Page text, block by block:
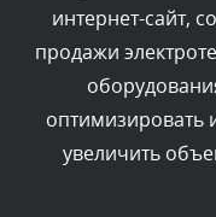
Комментарий
Текст комментария
администратором.
Комментарий
Текст комментария
интернет-сайт,
продажи
увеличить